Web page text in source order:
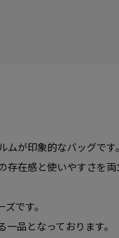
が印象的なバッグです。
在感と使いやすさを両
です。
品となっております。